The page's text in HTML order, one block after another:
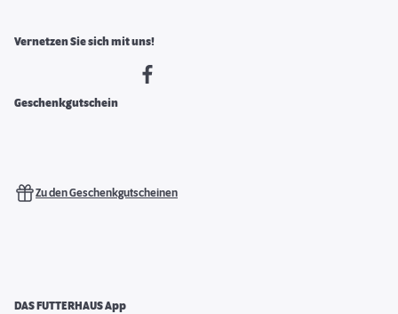
Vernetzen Sie sich mit uns!
Geschenkgutschein
Zu den Geschenkgutscheinen
DAS FUTTERHAUS App